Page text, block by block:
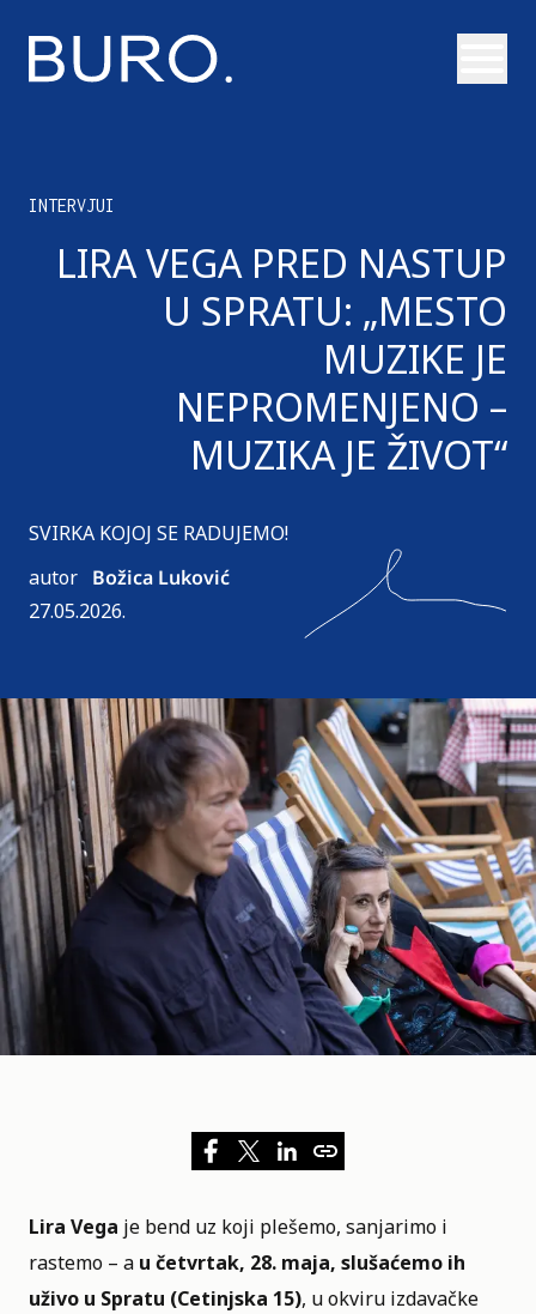
INTERVJUI
LIRA VEGA PRED NASTUP
U SPRATU: „MESTO
MUZIKE JE
NEPROMENJENO –
MUZIKA JE ŽIVOT“
SVIRKA KOJOJ SE RADUJEMO!
autor Božica Luković
27.05.2026.
Lira Vega je bend uz koji plešemo, sanjarimo i
rastemo – a u četvrtak, 28. maja, slušaćemo ih
uživo u Spratu (Cetinjska 15), u okviru izdavačke